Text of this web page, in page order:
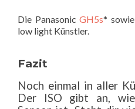
Die PanasonicGH5s*
low light Künstler.
Fazit
Noch einmal in aller
Der ISO gibt an,